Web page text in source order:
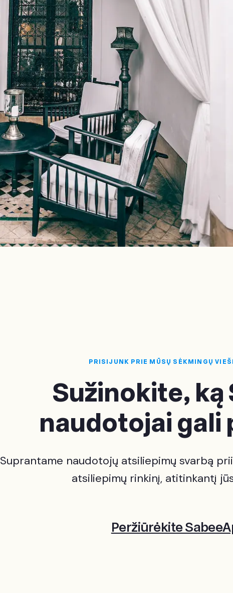
PRISIJUNK PRIE MŪSŲ SĖKMINGŲ
Sužinokite, ką
naudotojai gali
Suprantame naudotojų atsiliepimų svarbą
atsiliepimų rinkinį, atitinkantį
Peržiūrėkite